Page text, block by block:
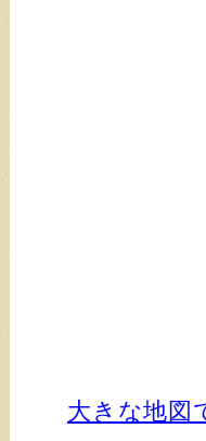
大きな地図